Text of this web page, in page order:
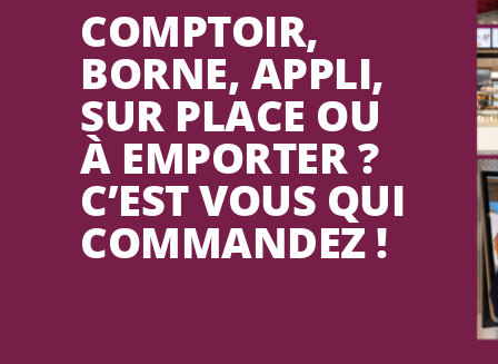
COMPTOIR,
BORNE, APPLI,
SUR PLACE OU
À EMPORTER ?
C’EST VOUS QUI
COMMANDEZ !